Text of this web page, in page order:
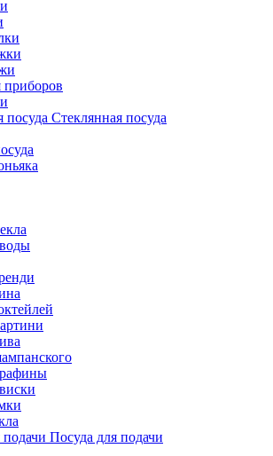
приборов
Стеклянная посуда
Посуда для подачи